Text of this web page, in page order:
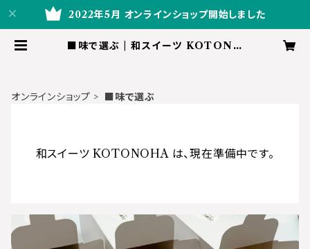
2022年5月 オンラインショップ開始しました
■味で選ぶ | 和スイーツ KOTONO
オンラインショップ ■味で選ぶ
和スイーツ KOTONOHA は、現在準備中です。